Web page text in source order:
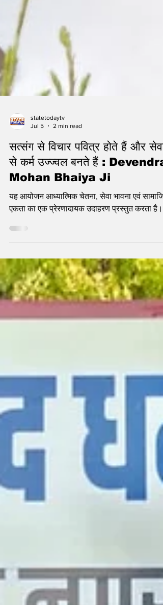
statetodaytv
Jul 5
2 min read
सत्संग से विचार पवित्र होते हैं और सेवा
से कर्म उज्ज्वल बनते हैं : Devendra
Mohan Bhaiya Ji
एकता का एक प्रेरणादायक उदाहरण प्रस्तुत करता है।